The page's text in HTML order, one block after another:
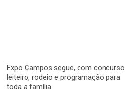
Expo Campos segue, com concurso
leiteiro, rodeio e programação para
toda a família